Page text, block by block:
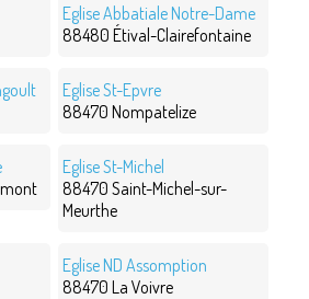
Eglise Abbatiale Notre-Dame
88480 Étival-Clairefontaine
Eglise St-Epvre
88470 Nompatelize
Eglise St-Michel
88470 Saint-Michel-sur-
Meurthe
Eglise ND Assomption
88470 La Voivre